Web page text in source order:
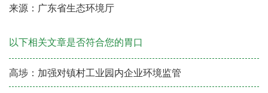
来源：广东省生态环境厅
以下相关文章是否符合您的胃口
高埗：加强对镇村工业园内企业环境监管